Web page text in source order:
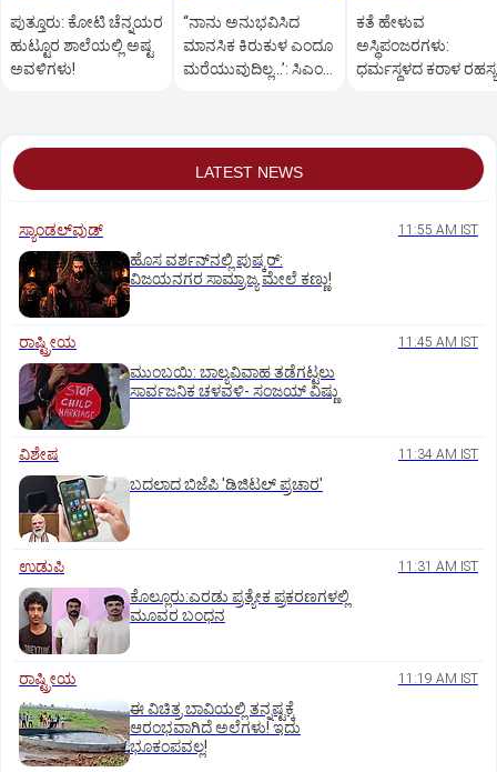
ಪುತ್ತೂರು: ಕೋಟಿ ಚೆನ್ನಯರ
ಹುಟ್ಟೂರ ಶಾಲೆಯಲ್ಲಿ ಅಷ್ಟ
ಅವಳಿಗಳು!
“ನಾನು ಅನುಭವಿಸಿದ
ಮಾನಸಿಕ ಕಿರುಕುಳ ಎಂದೂ
ಮರೆಯುವುದಿಲ್ಲ…’: ಸಿಎಂ
ಕತೆ ಹೇಳುವ
ಅಸ್ಥಿಪಂಜರಗಳು:
ಧರ್ಮಸ್ಥಳದ‌ ಕರಾಳ ರಹಸ್ಯ
LATEST NEWS
ಸ್ಯಾಂಡಲ್‌ವುಡ್‌ 11:55 AM IST
ಹೊಸ ವರ್ಶನ್‌ನಲ್ಲಿ ಪುಷ್ಕರ್‌:
ವಿಜಯನಗರ ಸಾಮ್ರಾಜ್ಯ ಮೇಲೆ ಕಣ್ಣು!
ರಾಷ್ಟ್ರೀಯ 11:45 AM IST
ಮುಂಬಯಿ: ಬಾಲ್ಯವಿವಾಹ ತಡೆಗಟ್ಟಲು
ಸಾರ್ವಜನಿಕ ಚಳವಳಿ- ಸಂಜಯ್‌ ವಿಷ್ಣು
ವಿಶೇಷ 11:34 AM IST
ಬದಲಾದ ಬಿಜೆಪಿ 'ಡಿಜಿಟಲ್‌ ಪ್ರಚಾರ'
ಉಡುಪಿ 11:31 AM IST
ಕೊಲ್ಲೂರು:ಎರಡು ಪ್ರತ್ಯೇಕ ಪ್ರಕರಣಗಳಲ್ಲಿ
ಮೂವರ ಬಂಧನ
ರಾಷ್ಟ್ರೀಯ 11:19 AM IST
ಈ ವಿಚಿತ್ರ ಬಾವಿಯಲ್ಲಿ ತನ್ನಷ್ಟಕ್ಕೆ
ಆರಂಭವಾಗಿದೆ ಅಲೆಗಳು! ಇದು
ಭೂಕಂಪವಲ್ಲ!